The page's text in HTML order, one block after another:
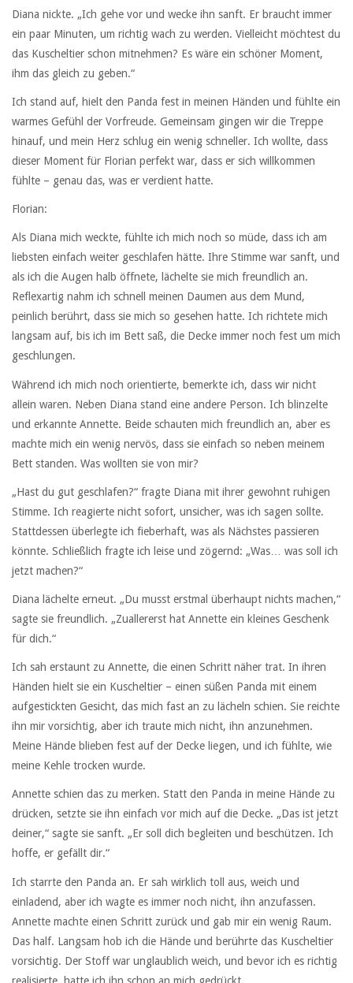
Diana nickte. „Ich gehe vor und wecke ihn sanft. Er braucht immer
ein paar Minuten, um richtig wach zu werden. Vielleicht möchtest du
das Kuscheltier schon mitnehmen? Es wäre ein schöner Moment,
ihm das gleich zu geben.“
Ich stand auf, hielt den Panda fest in meinen Händen und fühlte ein
warmes Gefühl der Vorfreude. Gemeinsam gingen wir die Treppe
hinauf, und mein Herz schlug ein wenig schneller. Ich wollte, dass
dieser Moment für Florian perfekt war, dass er sich willkommen
fühlte – genau das, was er verdient hatte.
Florian:
Als Diana mich weckte, fühlte ich mich noch so müde, dass ich am
liebsten einfach weiter geschlafen hätte. Ihre Stimme war sanft, und
als ich die Augen halb öffnete, lächelte sie mich freundlich an.
Reflexartig nahm ich schnell meinen Daumen aus dem Mund,
peinlich berührt, dass sie mich so gesehen hatte. Ich richtete mich
langsam auf, bis ich im Bett saß, die Decke immer noch fest um mich
geschlungen.
Während ich mich noch orientierte, bemerkte ich, dass wir nicht
allein waren. Neben Diana stand eine andere Person. Ich blinzelte
und erkannte Annette. Beide schauten mich freundlich an, aber es
machte mich ein wenig nervös, dass sie einfach so neben meinem
Bett standen. Was wollten sie von mir?
„Hast du gut geschlafen?“ fragte Diana mit ihrer gewohnt ruhigen
Stimme. Ich reagierte nicht sofort, unsicher, was ich sagen sollte.
Stattdessen überlegte ich fieberhaft, was als Nächstes passieren
könnte. Schließlich fragte ich leise und zögernd: „Was… was soll ich
jetzt machen?“
Diana lächelte erneut. „Du musst erstmal überhaupt nichts machen,“
sagte sie freundlich. „Zuallererst hat Annette ein kleines Geschenk
für dich.“
Ich sah erstaunt zu Annette, die einen Schritt näher trat. In ihren
Händen hielt sie ein Kuscheltier – einen süßen Panda mit einem
aufgestickten Gesicht, das mich fast an zu lächeln schien. Sie reichte
ihn mir vorsichtig, aber ich traute mich nicht, ihn anzunehmen.
Meine Hände blieben fest auf der Decke liegen, und ich fühlte, wie
meine Kehle trocken wurde.
Annette schien das zu merken. Statt den Panda in meine Hände zu
drücken, setzte sie ihn einfach vor mich auf die Decke. „Das ist jetzt
deiner,“ sagte sie sanft. „Er soll dich begleiten und beschützen. Ich
hoffe, er gefällt dir.“
Ich starrte den Panda an. Er sah wirklich toll aus, weich und
einladend, aber ich wagte es immer noch nicht, ihn anzufassen.
Annette machte einen Schritt zurück und gab mir ein wenig Raum.
Das half. Langsam hob ich die Hände und berührte das Kuscheltier
vorsichtig. Der Stoff war unglaublich weich, und bevor ich es richtig
realisierte, hatte ich ihn schon an mich gedrückt.